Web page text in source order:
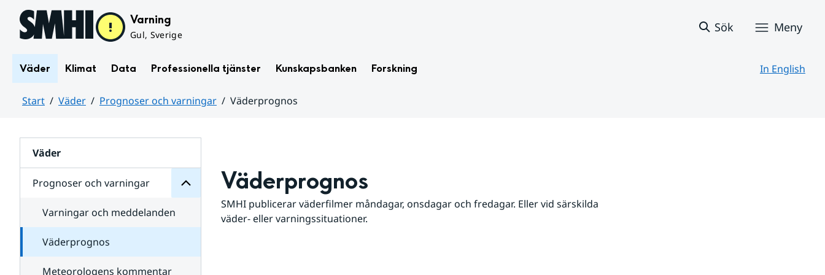
Hoppa till sidans innehåll Varning
Gul, Sverige
Sök Meny
Väder Klimat Data Professionella tjänster Kunskapsbanken Forskning In English
Start Väder Prognoser och varningar
Väderprognos
Väder
Prognoser och varningar
för
varningar
Varningar och meddelanden
Väderprognos
Meteorologens kommentar
Väderprognos
SMHI publicerar väderfilmer måndagar, onsdagar och fredagar. Eller vid särskilda
väder- eller varningssituationer.